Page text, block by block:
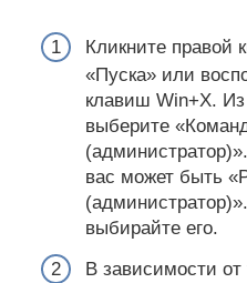
Кликните правой
«Пуска» или
клавиш Win+X. Из
выберите
вас может быть
выбирайте его.
В зависимости